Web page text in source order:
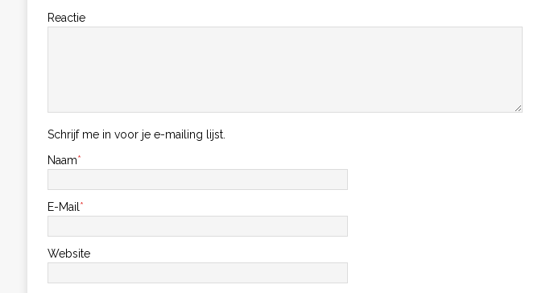
Reactie
Schrijf me in voor je e-mailing lijst.
Naam*
E-Mail *
Website